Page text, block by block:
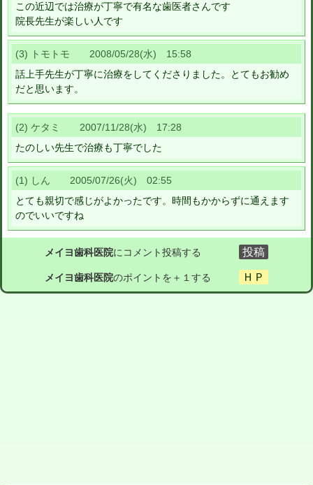
この近辺では治療が丁寧で有名な歯医者さんです
院長先生が楽しい人です
(3) トモトモ 2008/05/28(水) 15:58
話上手先生が丁寧に治療をしてくださりました。とてもお勧め
だと思います。
(2) ケタミ 2007/11/28(水) 17:28
たのしい先生で治療も丁寧でした
(1) しん 2005/07/26(火) 02:55
とても親切で感じがよかったです。時間もかからずに通えます
のでいいですね
メイヨ歯科医院にコメント投稿する
メイヨ歯科医院のポイントを＋１する